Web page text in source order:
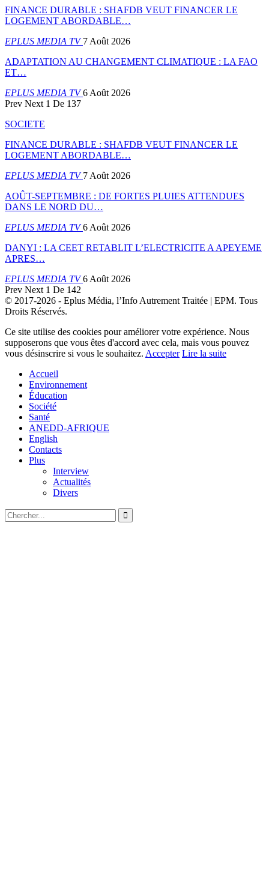
FINANCE DURABLE : SHAFDB VEUT FINANCER LE
LOGEMENT ABORDABLE…
EPLUS MEDIA TV7 Août 2026
ADAPTATION AU CHANGEMENT CLIMATIQUE : LA FAO
ET…
EPLUS MEDIA TV6 Août 2026
Prev Next 1 De 137
SOCIETE
FINANCE DURABLE : SHAFDB VEUT FINANCER LE
LOGEMENT ABORDABLE…
EPLUS MEDIA TV7 Août 2026
AOÛT-SEPTEMBRE : DE FORTES PLUIES ATTENDUES
DANS LE NORD DU…
EPLUS MEDIA TV6 Août 2026
DANYI : LA CEET RETABLIT L’ELECTRICITE A APEYEME
APRES…
EPLUS MEDIA TV6 Août 2026
Prev Next 1 De 142
© 2017-2026 - Eplus Média, l’Info Autrement Traitée | EPM. Tous
Droits Réservés.
Ce site utilise des cookies pour améliorer votre expérience. Nous
supposerons que vous êtes d'accord avec cela, mais vous pouvez
vous désinscrire si vous le souhaitez. Accepter Lire la suite
Accueil
Environnement
Éducation
Société
Santé
ANEDD-AFRIQUE
English
Contacts
Plus
Interview
Actualités
Divers